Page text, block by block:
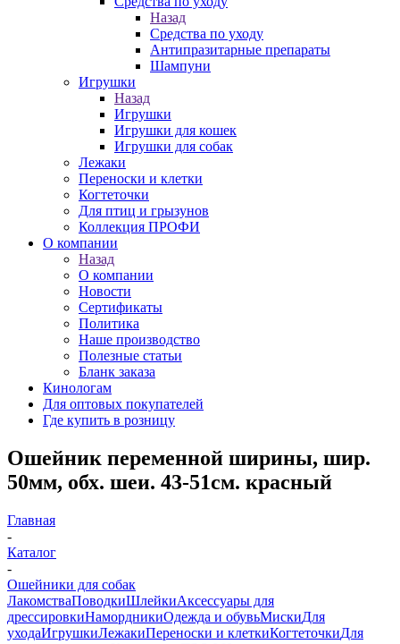
Назад
Средства по уходу
Антипразитарные препараты
Шампуни
Игрушки
Назад
Игрушки
Игрушки для кошек
Игрушки для собак
Лежаки
Переноски и клетки
Когтеточки
Для птиц и грызунов
Коллекция ПРОФИ
О компании
Назад
О компании
Новости
Сертификаты
Политика
Наше производство
Полезные статьи
Бланк заказа
Кинологам
Для оптовых покупателей
Где купить в розницу
Ошейник переменной ширины, шир.
50мм, обх. шеи. 43-51см. красный
Главная
-
Каталог
-
Ошейники для собак
ЛакомстваПоводкиШлейкиАксессуары для
дрессировкиНамордникиОдежда и обувьМискиДля
уходаИгрушкиЛежакиПереноски и клеткиКогтеточкиДля